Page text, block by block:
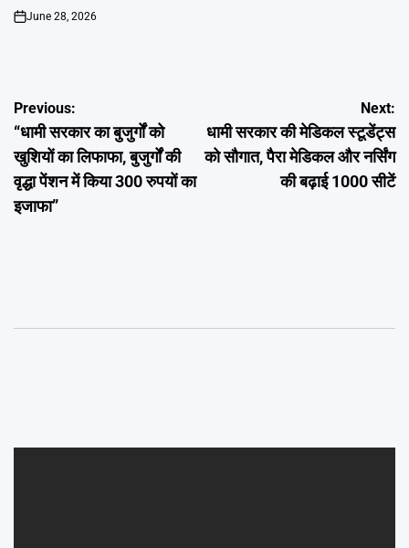
on
June 28, 2026
Post
navigation
Previous:
“धामी सरकार का बुजुर्गों को
खुशियों का लिफाफा, बुजुर्गों की
वृद्धा पेंशन में किया 300 रुपयों का
इजाफा”
Next:
धामी सरकार की मेडिकल स्टूडेंट्स
को सौगात, पैरा मेडिकल और नर्सिंग
की बढ़ाई 1000 सीटें